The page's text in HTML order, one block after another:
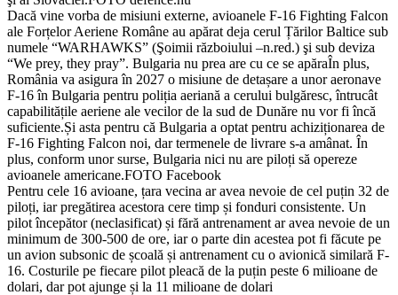
Dacă vine vorba de misiuni externe, avioanele F-16 Fighting Falcon
ale Forțelor Aeriene Române au apărat deja cerul Țărilor Baltice sub
numele “WARHAWKS” (Şoimii războiului –n.red.) şi sub deviza
“We prey, they pray”. Bulgaria nu prea are cu ce se apăraÎn plus,
România va asigura în 2027 o misiune de detașare a unor aeronave
F-16 în Bulgaria pentru poliția aeriană a cerului bulgăresc, întrucât
capabilitățile aeriene ale vecilor de la sud de Dunăre nu vor fi încă
suficiente.Și asta pentru că Bulgaria a optat pentru achiziționarea de
F-16 Fighting Falcon noi, dar termenele de livrare s-a amânat. În
plus, conform unor surse, Bulgaria nici nu are piloți să opereze
avioanele americane.FOTO Facebook
Pentru cele 16 avioane, țara vecina ar avea nevoie de cel puțin 32 de
piloți, iar pregătirea acestora cere timp și fonduri consistente. Un
pilot începător (neclasificat) și fără antrenament ar avea nevoie de un
minimum de 300-500 de ore, iar o parte din acestea pot fi făcute pe
un avion subsonic de școală și antrenament cu o avionică similară F-
16. Costurile pe fiecare pilot pleacă de la puțin peste 6 milioane de
dolari, dar pot ajunge și la 11 milioane de dolari